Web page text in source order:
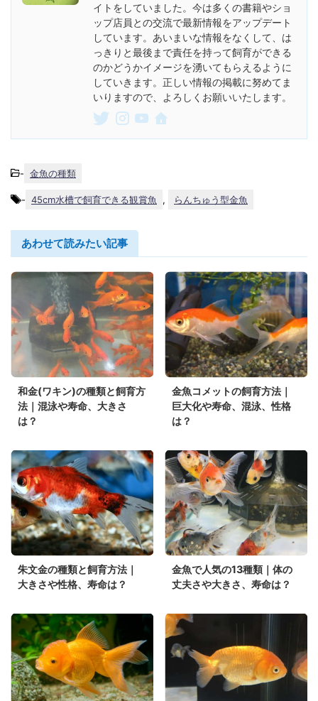
イトをしていました。今は多くの書籍やショ
ップ店員との交流で最新情報をアップデート
しています。あいまいな情報をなくして、は
っきりと最後まで責任を持って飼育ができる
のかどうかイメージを湧いてもらえるように
していきます。正しい情報の掲載に努めてま
いりますので、よろしくお願いいたします。
- 金魚の種類
- 45cm水槽で飼育できる観賞魚 , らんちゅう型金魚
あわせて読みたい記事
和金(ワキン)の種類と飼育方
法｜混泳や寿命、大きさ
は？
金魚コメットの飼育方法｜
巨大化や寿命、混泳、性格
は？
朱文金の種類と飼育方法｜
大きさや性格、寿命は？
金魚で人気の13種類｜体の
丈夫さや大きさ、寿命は？